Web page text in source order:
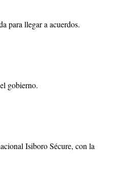
para llegar a acuerdos.
gobierno.
Isiboro Sécure, con la